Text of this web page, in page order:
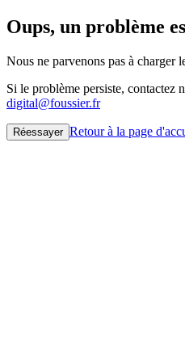
Oups, un problème
Nous ne parvenons pas à charger
Si le problème persiste, contactez
digital@foussier.fr
Réessayer Retour à la page